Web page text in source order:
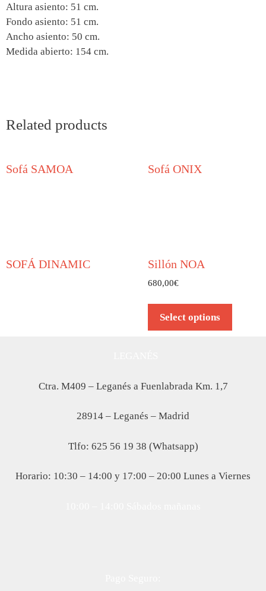
Altura asiento: 51 cm.
Fondo asiento: 51 cm.
Ancho asiento: 50 cm.
Medida abierto: 154 cm.
Related products
Sofá SAMOA Sofá ONIX
SOFÁ DINAMIC Sillón NOA
680,00€
Select options
Ctra. M409 – Leganés a Fuenlabrada Km. 1,7
28914 – Leganés – Madrid
Tlfo: 625 56 19 38 (Whatsapp)
Horario: 10:30 – 14:00 y 17:00 – 20:00 Lunes a Viernes